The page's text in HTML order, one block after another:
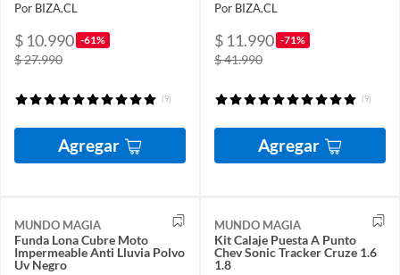
Por BIZA.CL
$ 10.990 -61%
$ 27.990
(9)
Agregar
Por BIZA.CL
$ 11.990 -71%
$ 41.990
(9)
Agregar
MUNDO MAGIA
Funda Lona Cubre Moto
Impermeable Anti Lluvia Polvo
Uv Negro
MUNDO MAGIA
Kit Calaje Puesta A Punto
Chev Sonic Tracker Cruze 1.6
1.8